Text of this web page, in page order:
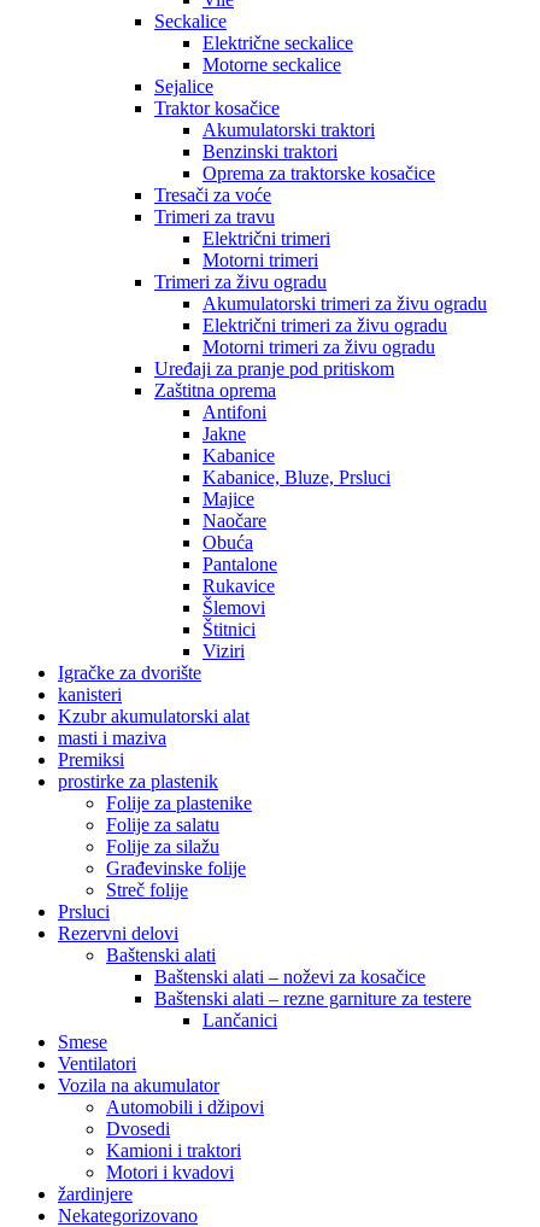
Seckalice
Električne seckalice
Motorne seckalice
Sejalice
Traktor kosačice
Akumulatorski traktori
Benzinski traktori
Oprema za traktorske kosačice
Tresači za voće
Trimeri za travu
Električni trimeri
Motorni trimeri
Trimeri za živu ogradu
Akumulatorski trimeri za živu ogradu
Električni trimeri za živu ogradu
Motorni trimeri za živu ogradu
Uređaji za pranje pod pritiskom
Zaštitna oprema
Antifoni
Jakne
Kabanice
Kabanice, Bluze, Prsluci
Majice
Naočare
Obuća
Pantalone
Rukavice
Šlemovi
Štitnici
Viziri
Igračke za dvorište
kanisteri
Kzubr akumulatorski alat
masti i maziva
Premiksi
prostirke za plastenik
Folije za plastenike
Folije za salatu
Folije za silažu
Građevinske folije
Streč folije
Prsluci
Rezervni delovi
Baštenski alati
Baštenski alati – noževi za kosačice
Baštenski alati – rezne garniture za testere
Lančanici
Smese
Ventilatori
Vozila na akumulator
Automobili i džipovi
Dvosedi
Kamioni i traktori
Motori i kvadovi
žardinjere
Nekategorizovano